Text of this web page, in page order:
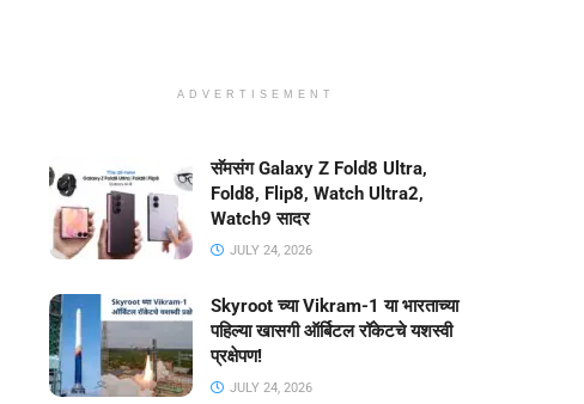
ADVERTISEMENT
सॅमसंग Galaxy Z Fold8 Ultra,
Fold8, Flip8, Watch Ultra2,
Watch9 सादर
JULY 24, 2026
Skyroot च्या Vikram-1 या भारताच्या
पहिल्या खासगी ऑर्बिटल रॉकेटचे यशस्वी
प्रक्षेपण!
JULY 24, 2026